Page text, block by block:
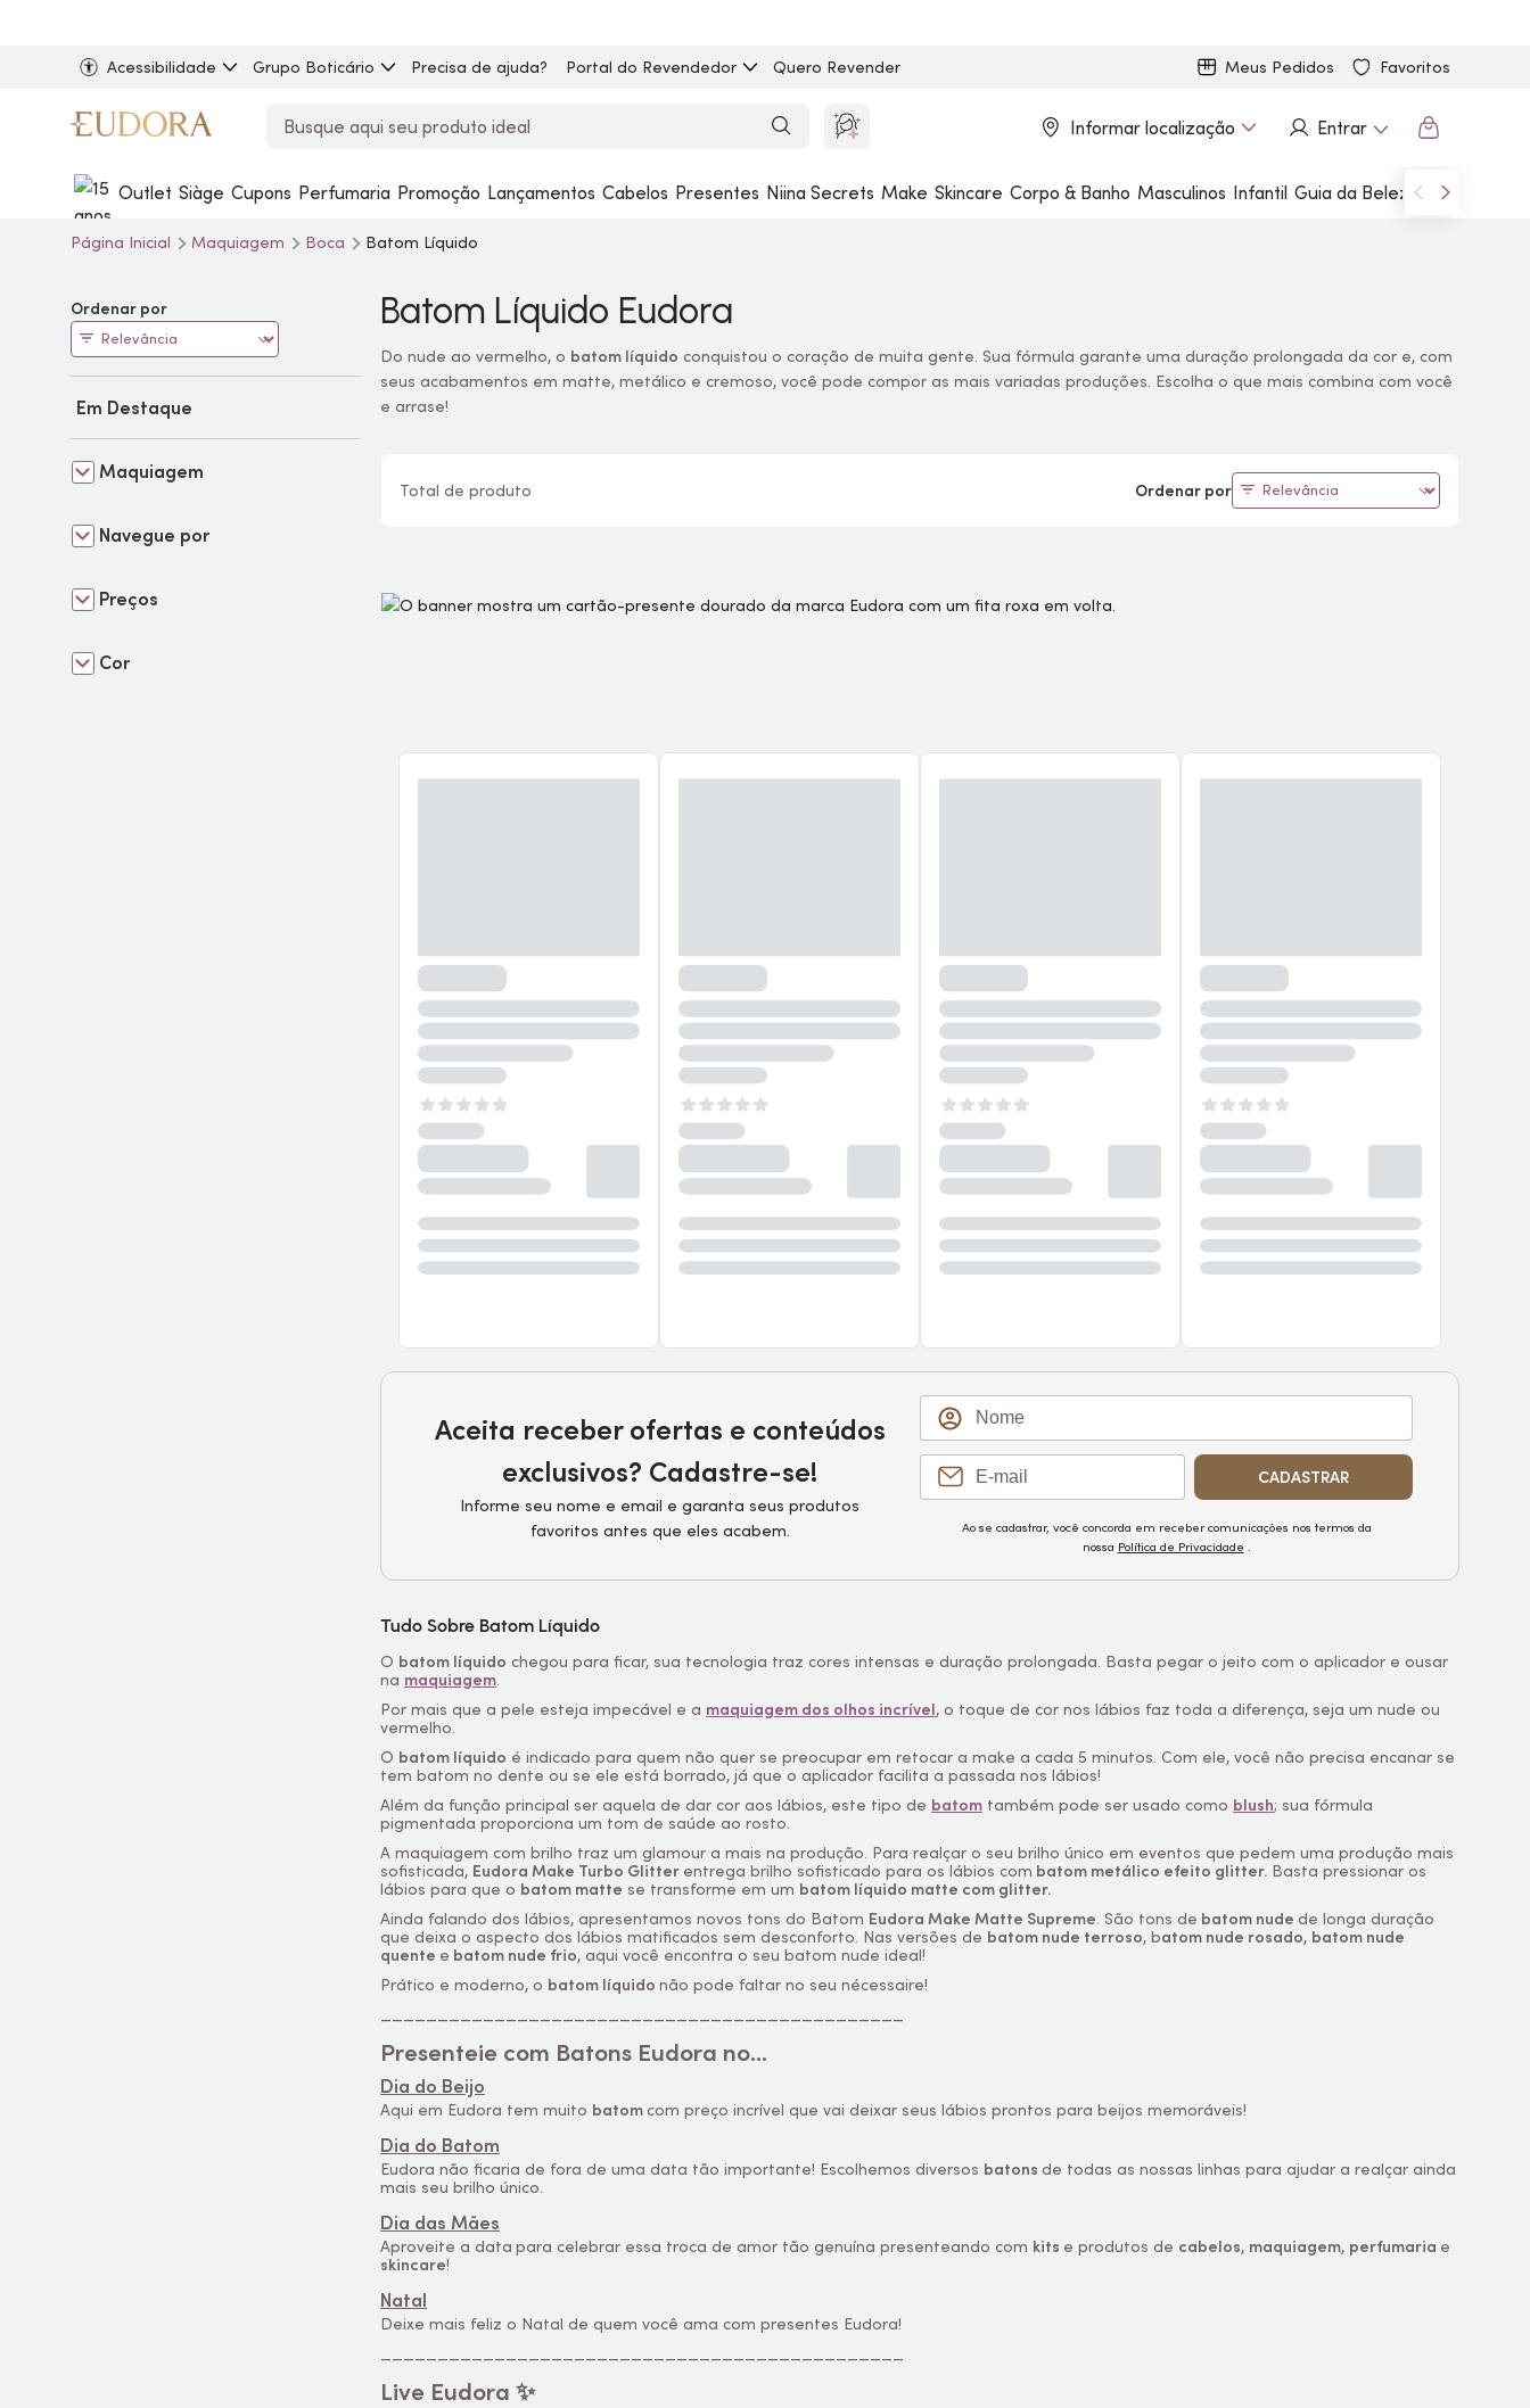
Acessibilidade Grupo Boticário Precisa de ajuda? Portal do Revendedor Quero Revender Meus Pedidos Favoritos
Informar localização Entrar
Outlet Siàge Cupons Perfumaria Promoção Lançamentos Cabelos Presentes Niina Secrets Make Skincare Corpo & Banho Masculinos Infantil Guia da Beleza Marcas
Página Inicial Maquiagem Boca Batom Líquido
Batom Líquido Eudora
Do nude ao vermelho, o batom líquido conquistou o coração de muita gente. Sua fórmula garante uma duração prolongada da cor e, com
seus acabamentos em matte, metálico e cremoso, você pode compor as mais variadas produções. Escolha o que mais combina com você
e arrase!
Total deproduto Ordenar por
Aceita receber ofertas e conteúdos
exclusivos? Cadastre-se!
Informe seu nome e email e garanta seus produtos
favoritos antes que eles acabem.
CADASTRAR
Ao se cadastrar, você concorda em receber comunicações nos termos da
nossa Política de Privacidade .
Tudo Sobre Batom Líquido
O batom líquido chegou para ficar, sua tecnologia traz cores intensas e duração prolongada. Basta pegar o jeito com o aplicador e ousar
na maquiagem.
Por mais que a pele esteja impecável e a maquiagem dos olhos incrível, o toque de cor nos lábios faz toda a diferença, seja um nude ou
vermelho.
O batom líquido é indicado para quem não quer se preocupar em retocar amake a cada 5 minutos. Com ele, você não precisa encanar se
tem batom no dente ou se ele está borrado, já que o aplicador facilita a passada nos lábios!
Além da função principal ser aquela de dar cor aos lábios, este tipo de batom também pode ser usado como blush; sua fórmula
pigmentada proporciona um tom de saúde ao rosto.
A maquiagem com brilho traz um glamour a mais na produção. Para realçar o seu brilho único em eventos que pedem uma produção mais
sofisticada, EudoraMake Turbo Glitter entrega brilho sofisticado para os lábios com batom metálico efeito glitter. Basta pressionar os
lábios para que o batom matte se transforme em um batom líquido matte com glitter.
Ainda falando dos lábios, apresentamos novos tons do Batom EudoraMake Matte Supreme. São tons de batom nudede longa duração
que deixa o aspecto dos lábios matificados sem desconforto. Nas versões de batom nude terroso, batom nude rosado, batom nude
quente e batom nude frio, aqui você encontra o seu batom nude ideal!
Prático e moderno, o batom líquidonão pode faltar no seunécessaire!
Presenteie com Batons Eudora no...
Dia do Beijo
Aqui em Eudora tem muito batomcom preço incrível que vai deixar seus lábios prontos para beijos memoráveis!
Dia do Batom
Eudora não ficaria de fora de uma data tão importante! Escolhemos diversos batonsde todas as nossas linhas para ajudar a realçar ainda
mais seu brilho único.
Dia das Mães
Aproveite a data para celebrar essa troca de amor tão genuína presenteando com kits e produtos de cabelos, maquiagem, perfumaria e
skincare!
Natal
Deixe mais feliz o Natal de quem você ama com presentes Eudora!
Live Eudora ✨
Ordenar por
Em Destaque
Maquiagem
Navegue por
Preços
Cor